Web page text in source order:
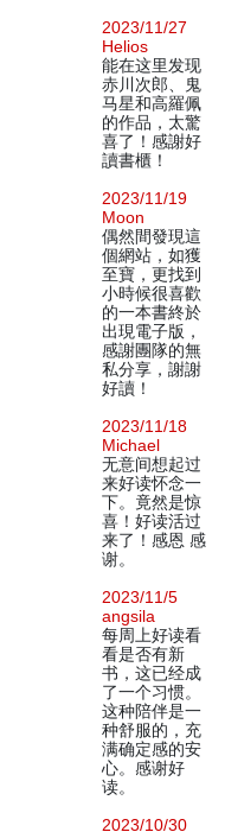
2023/11/27
Helios
能在这里发现
赤川次郎、鬼
马星和高羅佩
的作品，太驚
喜了！感謝好
讀書櫃！
2023/11/19
Moon
偶然間發現這
個網站，如獲
至寶，更找到
小時候很喜歡
的一本書終於
出現電子版，
感謝團隊的無
私分享，謝謝
好讀！
2023/11/18
Michael
无意间想起过
来好读怀念一
下。竟然是惊
喜！好读活过
来了！感恩 感
谢。
2023/11/5
angsila
每周上好读看
看是否有新
书，这已经成
了一个习惯。
这种陪伴是一
种舒服的，充
满确定感的安
心。感谢好
读。
2023/10/30